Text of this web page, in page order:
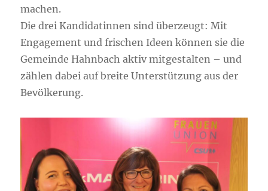
machen.
Die drei Kandidatinnen sind überzeugt: Mit
Engagement und frischen Ideen können sie die
Gemeinde Hahnbach aktiv mitgestalten – und
zählen dabei auf breite Unterstützung aus der
Bevölkerung.